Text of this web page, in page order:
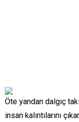
Öte yandan dalgıç
insan kalıntılarını